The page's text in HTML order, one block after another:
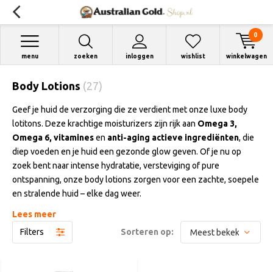
zoeken inloggen
menu wishlist winkelwagen
0
Body Lotions (27)
Geef je huid de verzorging die ze verdient met onze luxe body
lotitons. Deze krachtige moisturizers zijn rijk aan Omega 3,
Omega 6, vitaminesen anti-aging actieve ingrediënten, die
diep voeden en je huid een gezonde glow geven. Of je nu op
zoek bent naar intense hydratatie, versteviging of pure
ontspanning, onze body lotions zorgen voor een zachte, soepele
en stralende huid – elke dag weer.
Daarnaast kunnen onze
ook perfect gebruikt
worden als body lotions! Ze hydrateren intens, verlengen je
Lees meer
Filters
Sorteren op: